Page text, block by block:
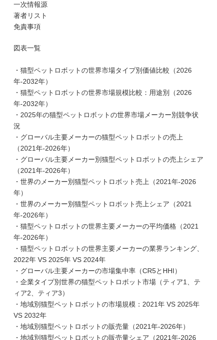
一次情報源
著者リスト
免責事項
図表一覧
・猫型ペットロボットの世界市場タイプ別価値比較（2026
年-2032年）
・猫型ペットロボットの世界市場規模比較：用途別（2026
年-2032年）
・2025年の猫型ペットロボットの世界市場メーカー別競争状
況
・グローバル主要メーカーの猫型ペットロボットの売上
（2021年-2026年）
・グローバル主要メーカー別猫型ペットロボットの売上シェア
（2021年-2026年）
・世界のメーカー別猫型ペットロボット売上（2021年-2026
年）
・世界のメーカー別猫型ペットロボット売上シェア（2021
年-2026年）
・猫型ペットロボットの世界主要メーカーの平均価格（2021
年-2026年）
・猫型ペットロボットの世界主要メーカーの業界ランキング、
2022年 VS 2025年 VS 2024年
・グローバル主要メーカーの市場集中率（CR5とHHI）
・企業タイプ別世界の猫型ペットロボット市場（ティア1、テ
ィア2、ティア3）
・地域別猫型ペットロボットの市場規模：2021年 VS 2025年
VS 2032年
・地域別猫型ペットロボットの販売量（2021年-2026年）
・地域別猫型ペットロボットの販売量シェア（2021年-2026